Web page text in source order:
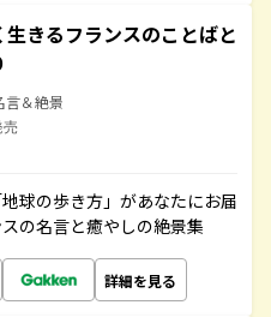
生きるフランスのことばと
言＆絶景
売
球の歩き方」があなたにお届
の名言と癒やしの絶景集
詳細を見る